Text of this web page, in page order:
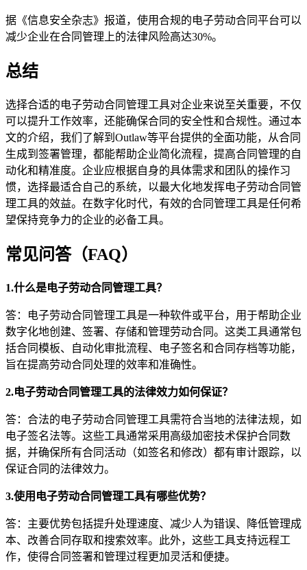
据《信息安全杂志》报道，使用合规的电子劳动合同平台可以
减少企业在合同管理上的法律风险高达30%。
总结
选择合适的电子劳动合同管理工具对企业来说至关重要，不仅
可以提升工作效率，还能确保合同的安全性和合规性。通过本
文的介绍，我们了解到Outlaw等平台提供的全面功能，从合同
生成到签署管理，都能帮助企业简化流程，提高合同管理的自
动化和精准度。企业应根据自身的具体需求和团队的操作习
惯，选择最适合自己的系统，以最大化地发挥电子劳动合同管
理工具的效益。在数字化时代，有效的合同管理工具是任何希
望保持竞争力的企业的必备工具。
常见问答（FAQ）
1.什么是电子劳动合同管理工具？
答：电子劳动合同管理工具是一种软件或平台，用于帮助企业
数字化地创建、签署、存储和管理劳动合同。这类工具通常包
括合同模板、自动化审批流程、电子签名和合同存档等功能，
旨在提高劳动合同处理的效率和准确性。
2.电子劳动合同管理工具的法律效力如何保证？
答：合法的电子劳动合同管理工具需符合当地的法律法规，如
电子签名法等。这些工具通常采用高级加密技术保护合同数
据，并确保所有合同活动（如签名和修改）都有审计跟踪，以
保证合同的法律效力。
3.使用电子劳动合同管理工具有哪些优势？
答：主要优势包括提升处理速度、减少人为错误、降低管理成
本、改善合同存取和搜索效率。此外，这些工具支持远程工
作，使得合同签署和管理过程更加灵活和便捷。